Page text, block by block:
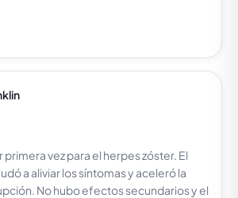
primera vez para el herpes zóster. El
a aliviar los síntomas y aceleró la
No hubo efectos secundarios y el